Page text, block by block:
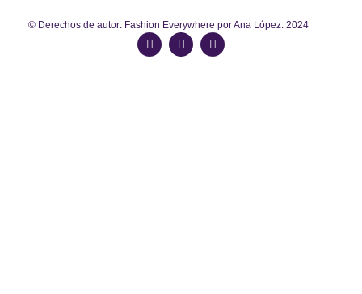
© Derechos de autor: Fashion Everywhere por Ana López. 2024